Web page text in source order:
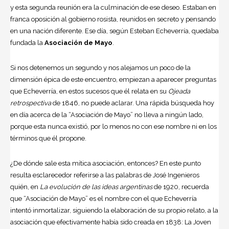
y esta segunda reunión era la culminación de ese deseo. Estaban en
franca oposición al gobierno rosista, reunidos en secreto y pensando
en una nación diferente. Ese día, según Esteban Echeverría , quedaba
fundada la Asociación de Mayo
Si nos detenemos un segundo y nos alejamos un poco de la
dimensión épica de este encuentro, empiezan a aparecer preguntas
que Echeverría, en estos sucesos que él relata en su Ojeada
retrospectivade 1846, no puede aclarar. Una rápida búsqueda hoy
en día acerca de la “Asociación de Mayo” no lleva a ningún lado,
porque esta nunca existió, por lo menos no con ese nombre ni en los
términos que él propone.
¿De dónde sale esta mítica asociación, entonces? En este punto
resulta esclarecedor referirse a las palabras de José Ingenieros
quién, en La evolución de las ideas argentinasde 1920, recuerda
que “Asociación de Mayo” es el nombre con el que Echeverría
intentó inmortalizar, siguiendo la elaboración de su propio relato, a la
asociación que efectivamente había sido creada en 1838: La Joven